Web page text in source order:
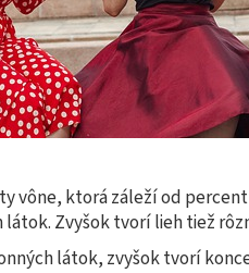
vône, ktorá záleží od
Zvyšok tvorí lieh tiež
látok, zvyšok tvorí